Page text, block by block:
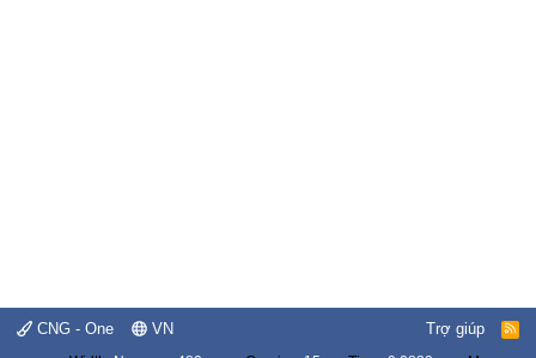
CNG - One VN Trợ giúp
R